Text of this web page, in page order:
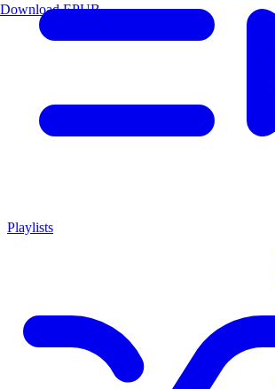
Playlists
Download EPUB